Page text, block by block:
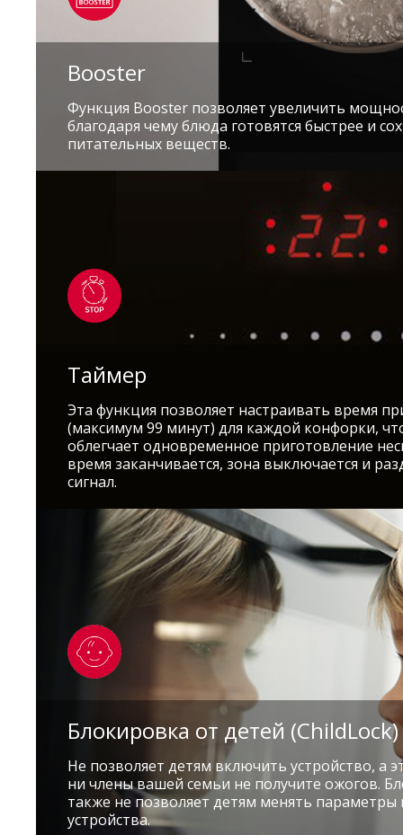
Booster
Функция Booster позволяет увеличить
благодаря чему блюда готовятся быстрее и
питательных веществ.
Таймер
Эта функция позволяет настраивать время
(максимум 99 минут) для каждой конфорки,
облегчает одновременное приготовление
время заканчивается, зона выключается и
сигнал.
Блокировка от детей (ChildLock)
Не позволяет детям включить устройство, а
ни члены вашей семьи не получите ожогов.
также не позволяет детям менять параметры
устройства.